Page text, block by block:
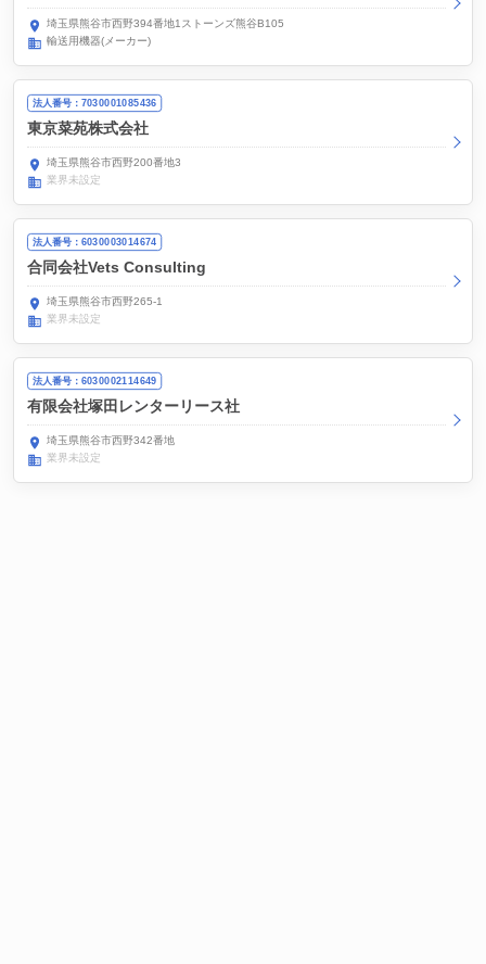
埼玉県熊谷市西野394番地1ストーンズ熊谷B105
輸送用機器(メーカー)
法人番号：7030001085436
東京菜苑株式会社
埼玉県熊谷市西野200番地3
業界未設定
法人番号：6030003014674
合同会社Vets Consulting
埼玉県熊谷市西野265-1
業界未設定
法人番号：6030002114649
有限会社塚田レンターリース社
埼玉県熊谷市西野342番地
業界未設定